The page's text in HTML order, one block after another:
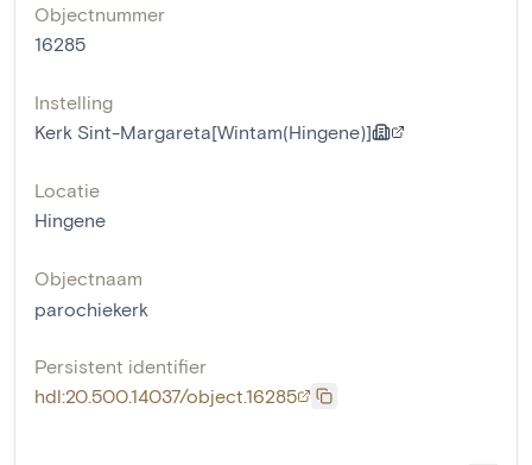
Objectnummer
16285
Instelling
Kerk Sint-Margareta[Wintam(Hingene)]
Locatie
Hingene
Objectnaam
parochiekerk
Persistent identifier
hdl:20.500.14037/object.16285